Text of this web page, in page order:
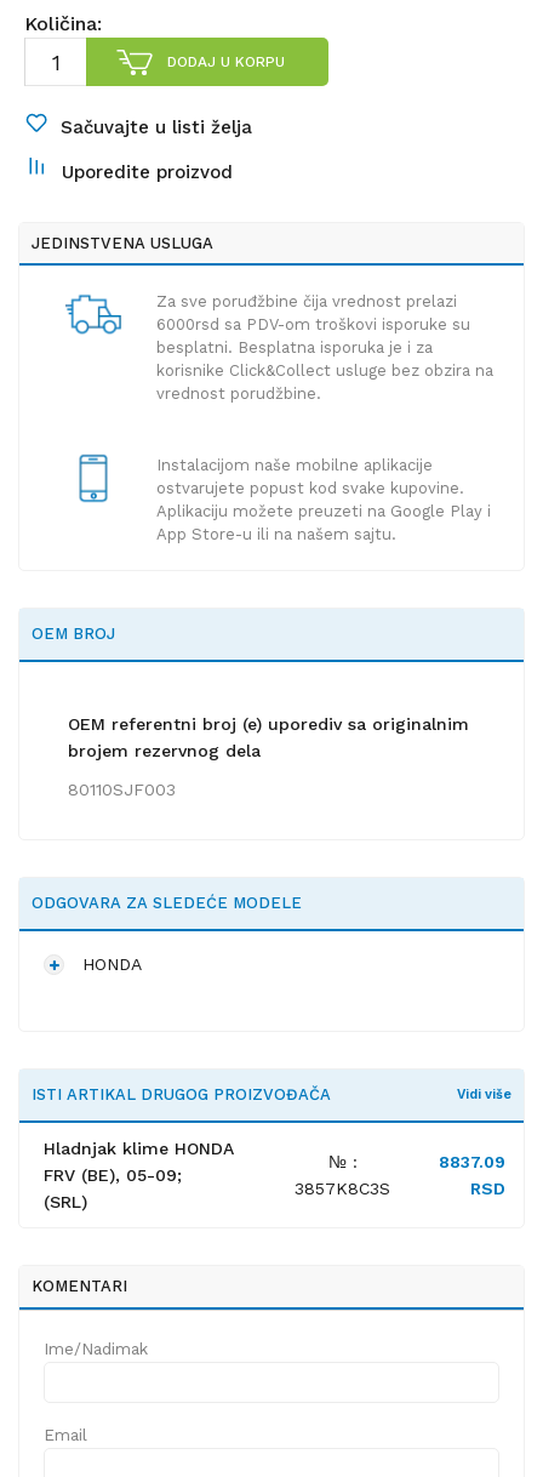
Količina:
DODAJ U KORPU
Sačuvajte u listi želja
Uporedite proizvod
JEDINSTVENA USLUGA
Za sve poruđžbine čija vrednost prelazi
6000rsd sa PDV-om troškovi isporuke su
besplatni. Besplatna isporuka je i za
korisnike Click&Collect usluge bez obzira na
vrednost porudžbine.
Instalacijom naše mobilne aplikacije
ostvarujete popust kod svake kupovine.
Aplikaciju možete preuzeti na Google Play i
App Store-u ili na našem sajtu.
OEM BROJ
OEM referentni broj (e) uporediv sa originalnim
brojem rezervnog dela
80110SJF003
ODGOVARA ZA SLEDEĆE MODELE
HONDA
ISTI ARTIKAL DRUGOG PROIZVOĐAČA Vidi više
Hladnjak klime HONDA
FRV (BE), 05-09;
(SRL)
№ :
3857K8C3S
8837.09
RSD
KOMENTARI
Ime/Nadimak
Email